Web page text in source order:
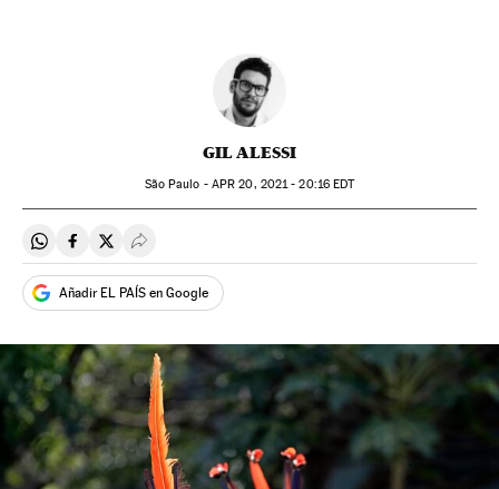
GIL ALESSI
São Paulo - APR 20, 2021 - 20:16EDT
Compartir en Whatsapp
Compartir en Facebook
Compartir en Twitter
Desplegar Redes Sociales
Añadir EL PAÍS en Google